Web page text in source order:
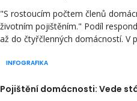
INFOGRAFIKA
"S rostoucím počtem členů
životním pojištěním." Podíl
až do čtyřčlenných domácností. V
Pojištění domácnosti: Vede